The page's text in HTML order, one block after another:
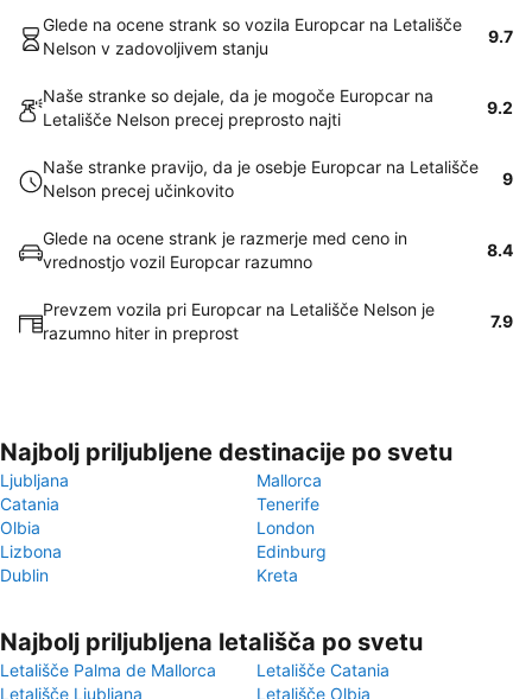
Glede na ocene strank so vozila Europcar na Letališče
Nelson v zadovoljivem stanju
9.7
Naše stranke so dejale, da je mogoče Europcar na
Letališče Nelson precej preprosto najti
9.2
Naše stranke pravijo, da je osebje Europcar na Letališče
Nelson precej učinkovito
9
Glede na ocene strank je razmerje med ceno in
vrednostjo vozil Europcar razumno
8.4
Prevzem vozila pri Europcar na Letališče Nelson je
razumno hiter in preprost
7.9
Najbolj priljubljene destinacije po svetu
Ljubljana
Mallorca
Catania
Tenerife
Olbia
London
Lizbona
Edinburg
Dublin
Kreta
Najbolj priljubljena letališča po svetu
Letališče Palma de Mallorca
Letališče Catania
Letališče Ljubljana
Letališče Olbia